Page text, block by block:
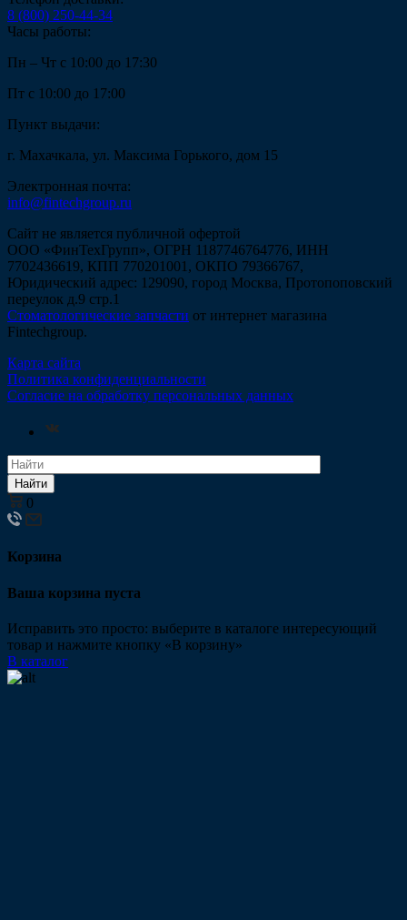
8 (800) 250-44-34
Часы работы:
Пн – Чт с 10:00 до 17:30
Пт с 10:00 до 17:00
Пункт выдачи:
г. Махачкала, ул. Максима Горького, дом 15
Электронная почта:
info@fintechgroup.ru
Сайт не является публичной офертой
ООО «ФинТехГрупп», ОГРН 1187746764776, ИНН
7702436619, КПП 770201001, ОКПО 79366767,
Юридический адрес: 129090, город Москва, Протопоповский
переулок д.9 стр.1
Стоматологические запчасти от интернет магазина
Fintechgroup.
Карта сайта
Политика конфиденциальности
Согласие на обработку персональных данных
Найти
0
Корзина
Ваша корзина пуста
Исправить это просто: выберите в каталоге интересующий
товар и нажмите кнопку «В корзину»
В каталог